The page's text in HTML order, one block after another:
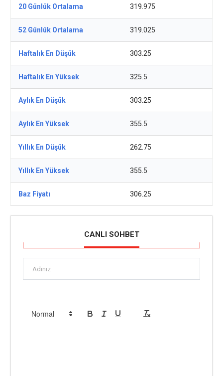
20 Günlük Ortalama 319.975
52 Günlük Ortalama 319.025
Haftalık En Düşük 303.25
Haftalık En Yüksek 325.5
Aylık En Düşük 303.25
Aylık En Yüksek 355.5
Yıllık En Düşük 262.75
Yıllık En Yüksek 355.5
Baz Fiyatı 306.25
CANLI SOHBET